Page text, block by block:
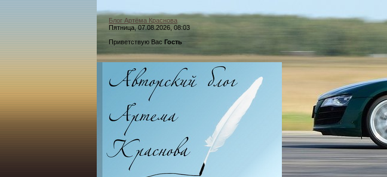
Блог Артёма Краснова
Пятница, 07.08.2026, 08:03
Приветствую Вас Гость